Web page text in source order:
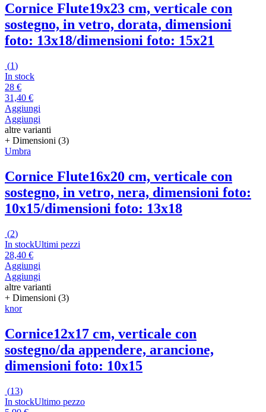
Cornice Flute19x23 cm, verticale con
sostegno, in vetro, dorata, dimensioni
foto: 13x18/dimensioni foto: 15x21
(1)
In stock
28 €
31,40 €
Aggiungi
Aggiungi
altre varianti
+ Dimensioni (3)
Umbra
Cornice Flute16x20 cm, verticale con
sostegno, in vetro, nera, dimensioni foto:
10x15/dimensioni foto: 13x18
(2)
In stockUltimi pezzi
28,40 €
Aggiungi
Aggiungi
altre varianti
+ Dimensioni (3)
knor
Cornice12x17 cm, verticale con
sostegno/da appendere, arancione,
dimensioni foto: 10x15
(13)
In stockUltimo pezzo